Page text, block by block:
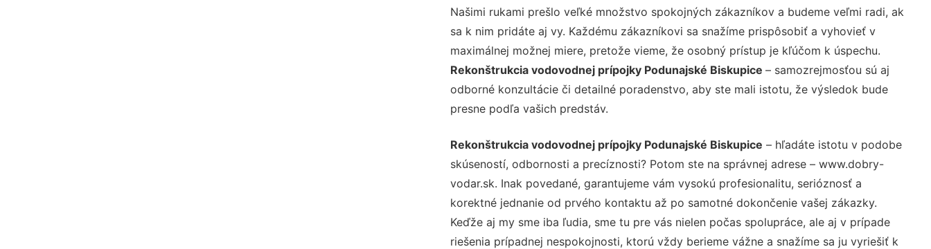
Našimi rukami prešlo veľké množstvo spokojných zákazníkov a budeme veľmi radi, ak
sa k nim pridáte aj vy. Každému zákazníkovi sa snažíme prispôsobiť a vyhovieť v
maximálnej možnej miere, pretože vieme, že osobný prístup je kľúčom k úspechu.
Rekonštrukcia vodovodnej prípojky Podunajské Biskupice – samozrejmosťou sú aj
odborné konzultácie či detailné poradenstvo, aby ste mali istotu, že výsledok bude
presne podľa vašich predstáv.
Rekonštrukcia vodovodnej prípojky Podunajské Biskupice – hľadáte istotu v podobe
skúseností, odbornosti a precíznosti? Potom ste na správnej adrese – www.dobry-
vodar.sk. Inak povedané, garantujeme vám vysokú profesionalitu, serióznosť a
korektné jednanie od prvého kontaktu až po samotné dokončenie vašej zákazky.
Keďže aj my sme iba ľudia, sme tu pre vás nielen počas spolupráce, ale aj v prípade
riešenia prípadnej nespokojnosti, ktorú vždy berieme vážne a snažíme sa ju vyriešiť k